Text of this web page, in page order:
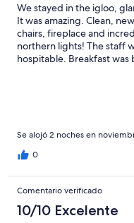
We stayed in the igloo,
It was amazing. Clean,
chairs, fireplace and
northern lights! The staff
hospitable. Breakfast
Se alojó 2 noches en
0
Comentario verificado
10/10 Excelente